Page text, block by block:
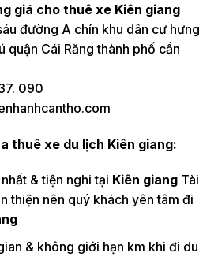
giá cho thuê xe Kiên giang
đường A chín khu dân cư hưng
quận Cái Răng thành phố cần
090
thuê xe du lịch Kiên giang:
& tiện nghi tại Kiên giangTài
thiện nên quý khách yên tâm đi
& không giới hạn km khi đi du